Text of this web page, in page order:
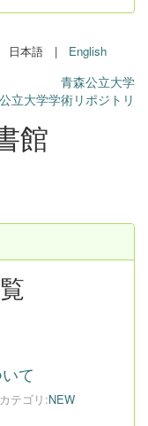
日本語 | English
青森公立大学
立大学学術リポジトリ
館
て
カテゴリ:NEW